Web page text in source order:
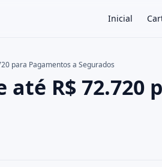
Inicial
para Pagamentos a Segurados
até R$ 72.720